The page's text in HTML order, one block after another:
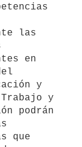
en
y
y
podrán
que